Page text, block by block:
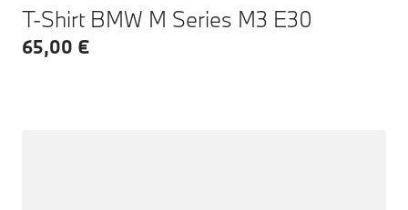
T-Shirt BMW M Series M3 E30
65,00 €